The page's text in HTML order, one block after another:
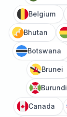
Belgium
Bhutan
Botswana
Brunei
Burundi
Canada